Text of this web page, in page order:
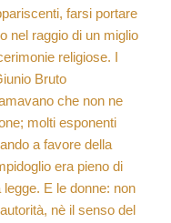
farsi portare
nel raggio di un miglio
religiose. I
Bruto
che non ne
molti esponenti
a favore della
era pieno di
E le donne: non
nè il senso del